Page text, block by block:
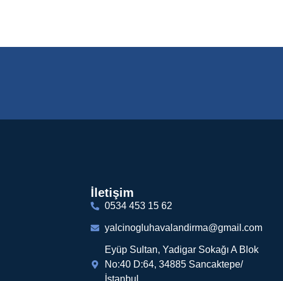
İletişim
0534 453 15 62
yalcinogluhavalandirma@gmail.com
Eyüp Sultan, Yadigar Sokağı A Blok
No:40 D:64, 34885 Sancaktepe/